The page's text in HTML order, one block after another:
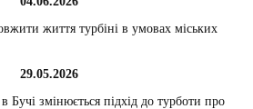
життя турбіні в умовах міських
29.05.2026
Бучі змінюється підхід до турботи про